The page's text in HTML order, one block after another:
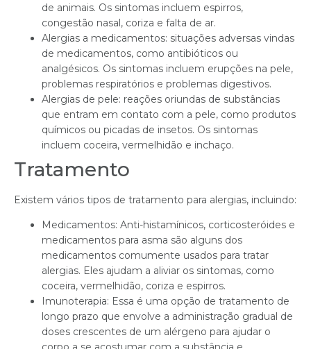
de animais. Os sintomas incluem espirros,
congestão nasal, coriza e falta de ar.
Alergias a medicamentos: situações adversas vindas
de medicamentos, como antibióticos ou
analgésicos. Os sintomas incluem erupções na pele,
problemas respiratórios e problemas digestivos.
Alergias de pele: reações oriundas de substâncias
que entram em contato com a pele, como produtos
químicos ou picadas de insetos. Os sintomas
incluem coceira, vermelhidão e inchaço.
Tratamento
Existem vários tipos de tratamento para alergias, incluindo:
Medicamentos: Anti-histamínicos, corticosteróides e
medicamentos para asma são alguns dos
medicamentos comumente usados para tratar
alergias. Eles ajudam a aliviar os sintomas, como
coceira, vermelhidão, coriza e espirros.
Imunoterapia: Essa é uma opção de tratamento de
longo prazo que envolve a administração gradual de
doses crescentes de um alérgeno para ajudar o